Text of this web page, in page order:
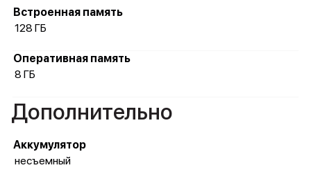
Встроенная память
128 ГБ
Оперативная память
8 ГБ
Дополнительно
Аккумулятор
несъемный